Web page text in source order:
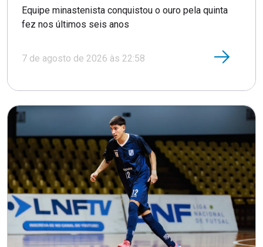
Equipe minastenista conquistou o ouro pela quinta
fez nos últimos seis anos
7 de agosto de 2026 às 22:58